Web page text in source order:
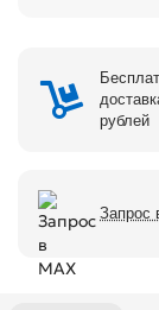
рублей
Запрос